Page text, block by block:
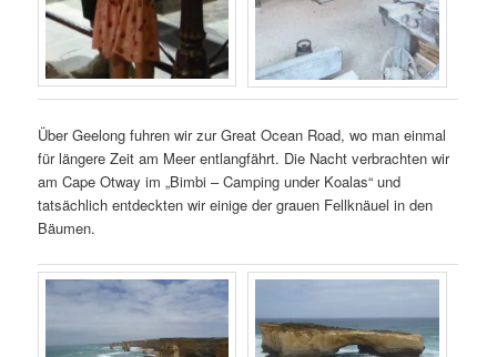
Über Geelong fuhren wir zur Great Ocean Road, wo man einmal
für längere Zeit am Meer entlangfährt. Die Nacht verbrachten wir
am Cape Otway im „Bimbi – Camping under Koalas“ und
tatsächlich entdeckten wir einige der grauen Fellknäuel in den
Bäumen.